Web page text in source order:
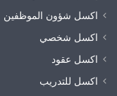
اكسل شؤون الموظفين
اكسل شخصي
اكسل عقود
اكسل للتدريب